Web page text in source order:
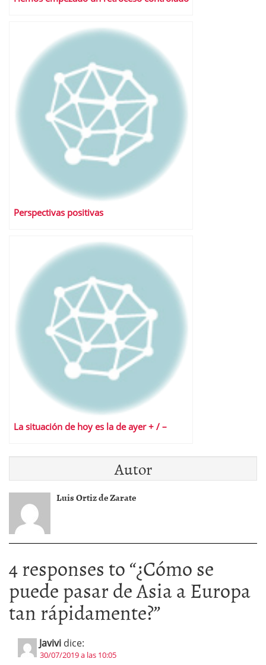
Perspectivas positivas
La situación de hoy es la de ayer + / –
Autor
Luis Ortiz de Zarate
4 responses to “¿Cómo se
puede pasar de Asia a Europa
tan rápidamente?”
Javivi dice:
30/07/2019 a las 10:05